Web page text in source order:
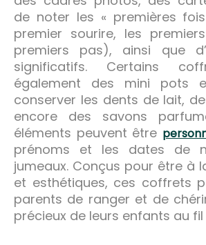
de noter les « premières
premier sourire, les
premiers pas), ainsi que
significatifs. Certains
également des mini pots
conserver les dents de lait,
encore des savons
éléments peuvent être
prénoms et les dates de
jumeaux. Conçus pour être à
et esthétiques, ces coffrets
parents de ranger et de
précieux de leurs enfants au